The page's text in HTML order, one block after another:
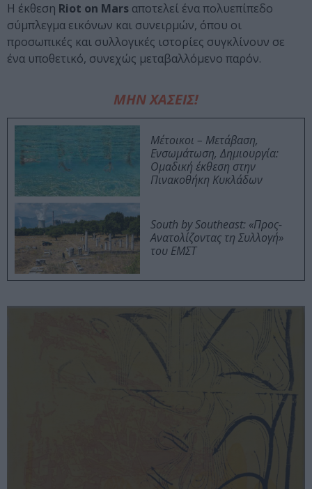
Η έκθεση Riot on Mars αποτελεί ένα πολυεπίπεδο
σύμπλεγμα εικόνων και συνειρμών, όπου οι
προσωπικές και συλλογικές ιστορίες συγκλίνουν σε
ένα υποθετικό, συνεχώς μεταβαλλόμενο παρόν.
ΜΗΝ ΧΑΣΕΙΣ!
Μέτοικοι – Μετάβαση,
Ενσωμάτωση, Δημιουργία:
Ομαδική έκθεση στην
Πινακοθήκη Κυκλάδων
South by Southeast: «Προς-
Ανατολίζοντας τη Συλλογή»
του ΕΜΣΤ